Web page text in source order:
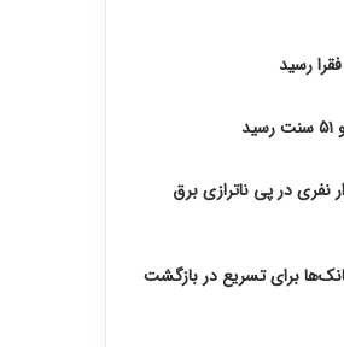
رسید
بیکاری ۷۰۰ هزار نفری در پی ناترازی برق
برای تسریع در بازگشت